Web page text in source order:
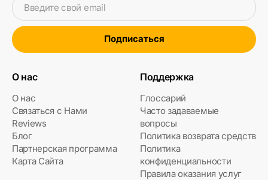
Введите свой email
Подписаться
О нас
О нас
Связаться с Нами
Reviews
Блог
Партнерская программа
Карта Сайта
Поддержка
Глоссарий
Часто задаваемые
вопросы
Политика возврата средств
Политика
конфиденциальности
Правила оказания услуг